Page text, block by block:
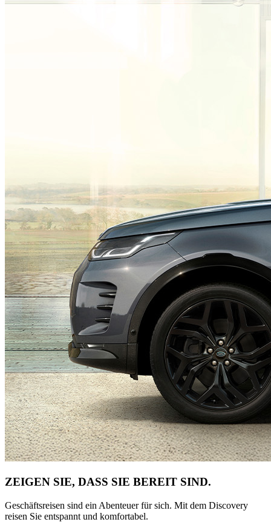
ZEIGEN SIE, DASS SIE BEREIT SIND.
Geschäftsreisen sind ein Abenteuer für sich. Mit dem Discovery
reisen Sie entspannt und komfortabel.